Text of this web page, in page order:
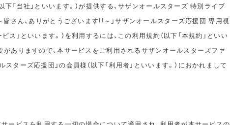
下「当社」といいます。）が提供する、サザンオールスターズ 特別ライブ
さん、ありがとうございます!!～」サザンオールスターズ応援団 専用視
ス」といいます。）を利用するには、この利用規約（以下「本規約」といい
がありますので、本サービスをご利用されるサザンオールスターズファ
スターズ応援団」の会員様（以下「利用者」といいます。）におかれまして